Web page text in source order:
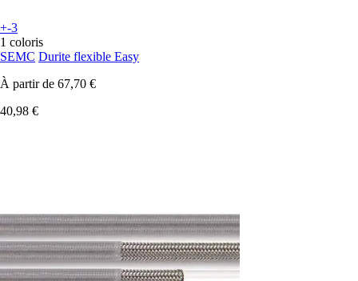
+-3
1 coloris
SEMC Durite flexible Easy
À partir de 67,70 €
40,98 €